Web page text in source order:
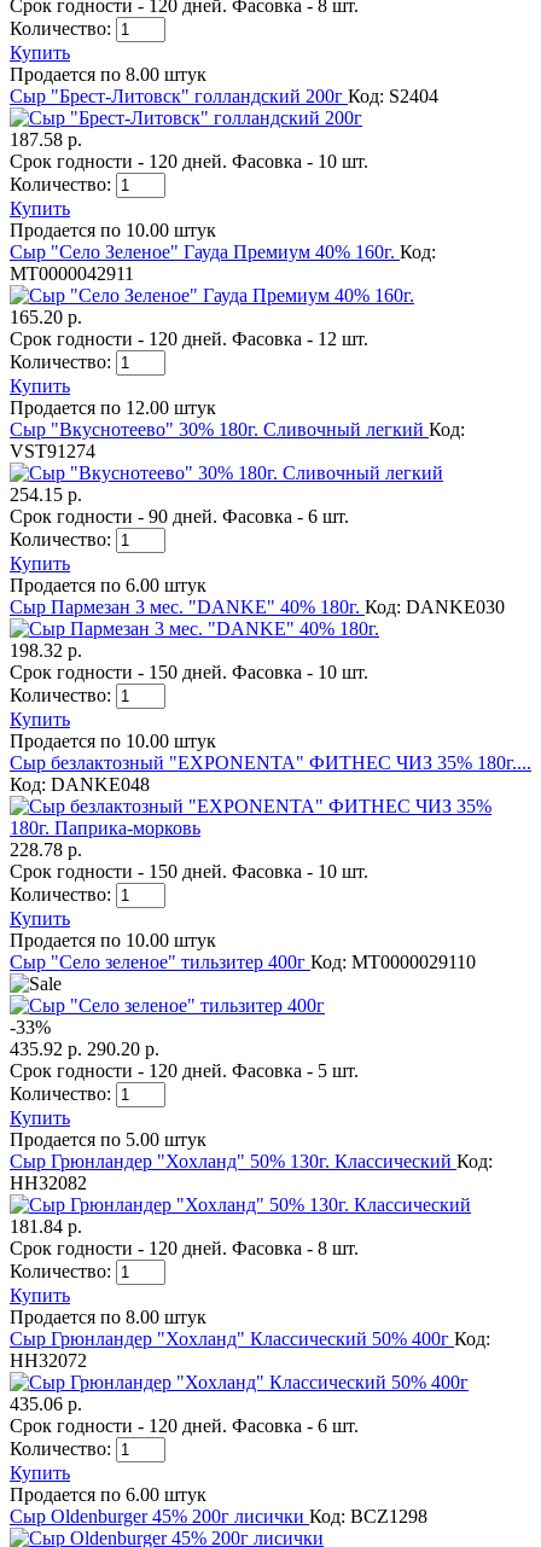
Срок годности - 120 дней. Фасовка - 8 шт.
Количество:
Купить
Продается по 8.00 штук
Сыр "Брест-Литовск" голландский 200г Код: S2404
187.58 р.
Срок годности - 120 дней. Фасовка - 10 шт.
Количество:
Купить
Продается по 10.00 штук
Сыр "Село Зеленое" Гауда Премиум 40% 160г. Код:
MТ0000042911
165.20 р.
Срок годности - 120 дней. Фасовка - 12 шт.
Количество:
Купить
Продается по 12.00 штук
Сыр "Вкуснотеево" 30% 180г. Сливочный легкий Код:
VST91274
254.15 р.
Срок годности - 90 дней. Фасовка - 6 шт.
Количество:
Купить
Продается по 6.00 штук
Сыр Пармезан 3 мес. "DANKE" 40% 180г. Код: DANKE030
198.32 р.
Срок годности - 150 дней. Фасовка - 10 шт.
Количество:
Купить
Продается по 10.00 штук
Сыр безлактозный "EXPONENTA" ФИТНЕС ЧИЗ 35% 180г....
Код: DANKE048
228.78 р.
Срок годности - 150 дней. Фасовка - 10 шт.
Количество:
Купить
Продается по 10.00 штук
Сыр "Село зеленое" тильзитер 400г Код: MТ0000029110
-33%
435.92 р. 290.20 р.
Срок годности - 120 дней. Фасовка - 5 шт.
Количество:
Купить
Продается по 5.00 штук
Сыр Грюнландер "Хохланд" 50% 130г. Классический Код:
HH32082
181.84 р.
Срок годности - 120 дней. Фасовка - 8 шт.
Количество:
Купить
Продается по 8.00 штук
Сыр Грюнландер "Хохланд" Классический 50% 400г Код:
HH32072
435.06 р.
Срок годности - 120 дней. Фасовка - 6 шт.
Количество:
Купить
Продается по 6.00 штук
Сыр Oldenburger 45% 200г лисички Код: BCZ1298